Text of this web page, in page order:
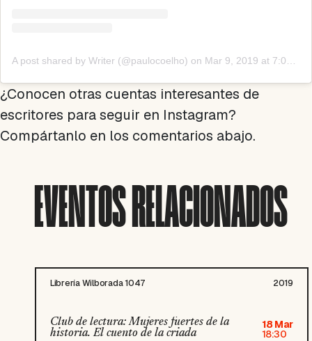
A post shared by Writer (@paulocoelho) on Mar 9, 2019 at 7:04am PST
¿Conocen otras cuentas interesantes de
escritores para seguir en Instagram?
Compártanlo en los comentarios abajo.
EVENTOS RELACIONADOS
Librería Wilborada 1047 2019
Club de lectura: Mujeres fuertes de la
historia. El cuento de la criada
18 Mar
18:30